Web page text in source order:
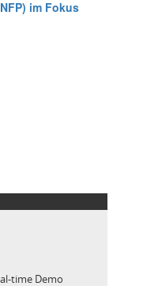
time Demo